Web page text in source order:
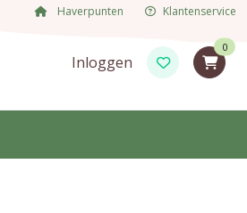
Haverpunten Klantenservice
Inloggen
0